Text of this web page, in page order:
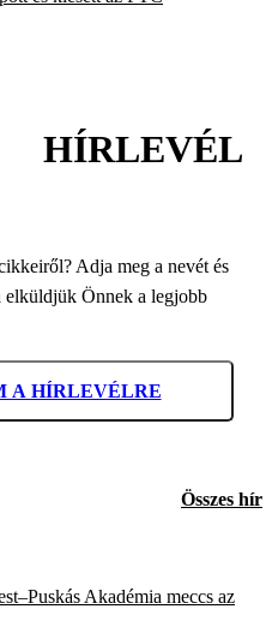
HÍRLEVÉL
Adja meg a nevét és
elküldjük Önnek a legjobb
A HÍRLEVÉLRE
Összes hír
Akadémia meccs az